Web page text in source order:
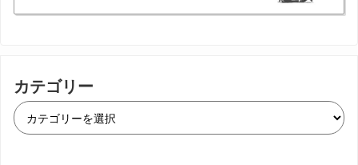
カテゴリー